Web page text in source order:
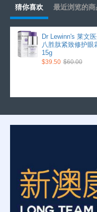
猜你喜欢 最近浏览的商
Dr Lewinn's 莱文
八胜肽紧致修护眼
15g
$39.50 $60.00